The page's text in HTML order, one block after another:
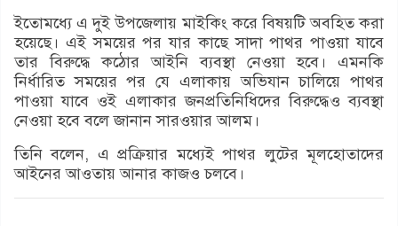
ইতোমধ্যে এ দুই উপজেলায় মাইকিং করে বিষয়টি অবহিত করা
হয়েছে। এই সময়ের পর যার কাছে সাদা পাথর পাওয়া যাবে
তার বিরুদ্ধে কঠোর আইনি ব্যবস্থা নেওয়া হবে। এমনকি
নির্ধারিত সময়ের পর যে এলাকায় অভিযান চালিয়ে পাথর
পাওয়া যাবে ওই এলাকার জনপ্রতিনিধিদের বিরুদ্ধেও ব্যবস্থা
নেওয়া হবে বলে জানান সারওয়ার আলম।
তিনি বলেন, এ প্রক্রিয়ার মধ্যেই পাথর লুটের মূলহোতাদের
আইনের আওতায় আনার কাজও চলবে।